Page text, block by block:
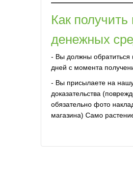
Как получить
денежных
- Вы должны
дней с момента
- Вы присылаете на
доказательства
обязательно фото
магазина) Само